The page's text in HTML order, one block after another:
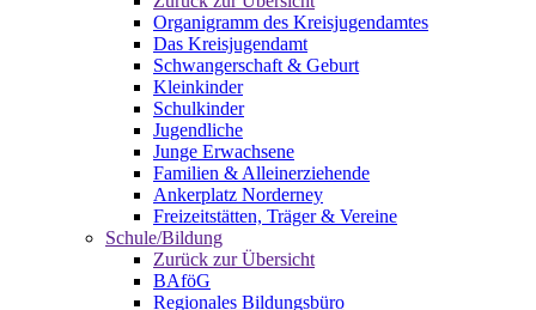
Organigramm des Kreisjugendamtes
Das Kreisjugendamt
Schwangerschaft & Geburt
Kleinkinder
Schulkinder
Jugendliche
Junge Erwachsene
Familien & Alleinerziehende
Ankerplatz Norderney
Freizeitstätten, Träger & Vereine
Schule/Bildung
Zurück zur Übersicht
BAföG
Regionales Bildungsbüro